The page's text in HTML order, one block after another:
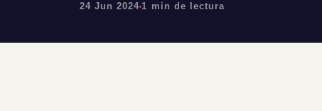
24 Jun 2024 1 min de lectura